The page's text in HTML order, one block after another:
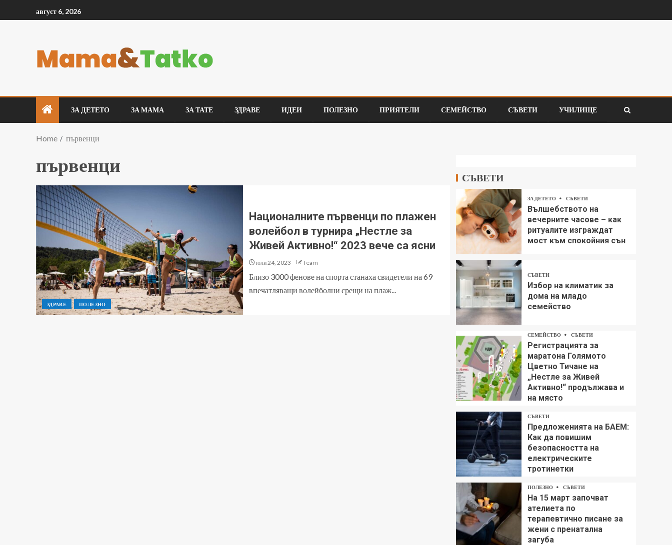
август 6, 2026
ЗА ДЕТЕТО ЗА МАМА ЗА ТАТЕ ЗДРАВЕ ИДЕИ ПОЛЕЗНО ПРИЯТЕЛИ СЕМЕЙСТВО СЪВЕТИ УЧИЛИЩЕ
Home първенци
първенци
ЗДРАВЕ ПОЛЕЗНО
Националните първенци по плажен
волейбол в турнира „Нестле за
Живей Активно!“ 2023 вече са ясни
юли 24, 2023 Team
Близо 3000 фенове на спорта станаха свидетели на 69
впечатляващи волейболни срещи на плаж...
СЪВЕТИ
ЗА ДЕТЕТО СЪВЕТИ
Вълшебството на
вечерните часове – как
ритуалите изграждат
мост към спокойния сън
СЪВЕТИ
Избор на климатик за
дома на младо
семейство
СЕМЕЙСТВО СЪВЕТИ
Регистрацията за
маратона Голямото
Цветно Тичане на
„Нестле за Живей
Aктивно!“ продължава и
на място
СЪВЕТИ
Предложенията на БАЕМ:
Как да повишим
безопасността на
електрическите
тротинетки
ПОЛЕЗНО СЪВЕТИ
На 15 март започват
ателиета по
терапевтично писане за
жени с пренатална
загуба